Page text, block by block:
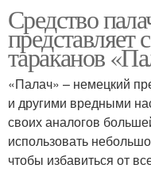
Средство
представляет
тараканов
«Палач» – немецкий
и другими вредными
своих аналогов
использовать
чтобы избавиться от